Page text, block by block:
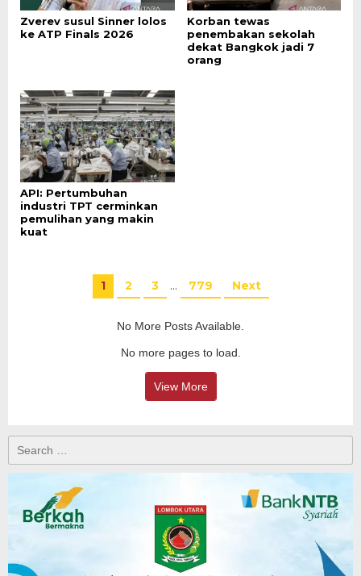
Zverev susul Sinner lolos
ke ATP Finals 2026
Korban tewas
penembakan sekolah
dekat Bangkok jadi 7
orang
API: Pertumbuhan
industri TPT cerminkan
pemulihan yang makin
kuat
1 2 3 … 779 Next
No More Posts Available.
No more pages to load.
View More
Search
for: